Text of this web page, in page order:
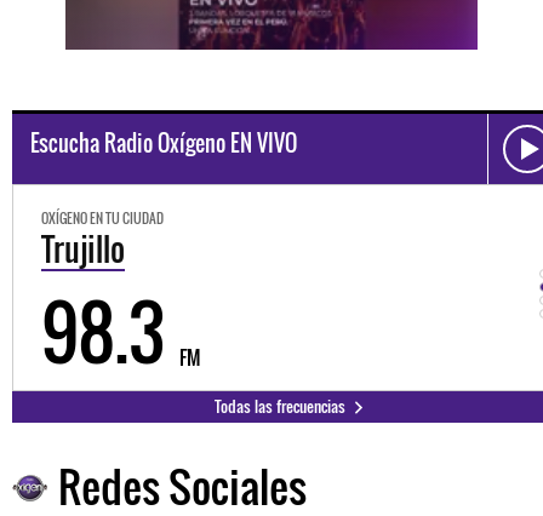
Escucha Radio Oxígeno EN VIVO
OXÍGENO EN TU CIUDAD
Trujillo
98.3 FM
Todas las frecuencias
Redes Sociales